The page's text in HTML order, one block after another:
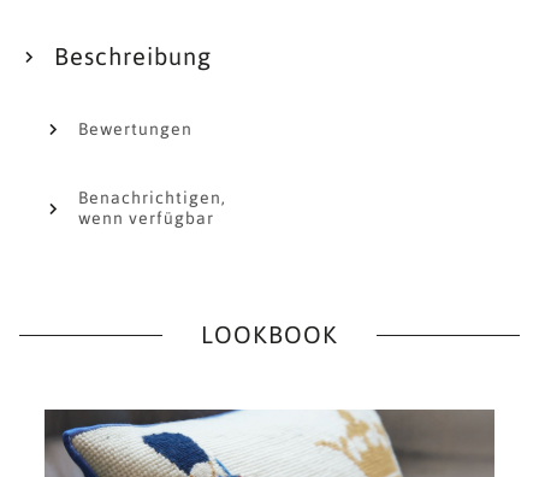
Beschreibung
Bewertungen
Benachrichtigen,
wenn verfügbar
LOOKBOOK